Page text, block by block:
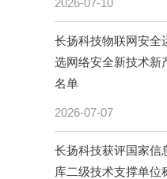
2026-07-10
长扬科技物联网安全
选网络安全新技术新
名单
2026-07-07
长扬科技获评国家信
库二级技术支撑单位